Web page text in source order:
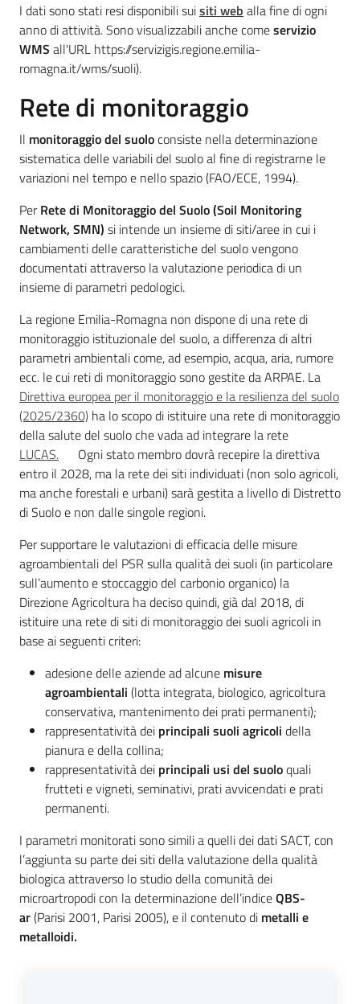
I dati sono stati resi disponibili suisiti web alla fine di ogni
anno di attività. Sono visualizzabili anche comeservizio
WMS all'URL https://servizigis.regione.emilia-
romagna.it/wms/suoli).
Rete di monitoraggio
Il monitoraggio del suoloconsiste nella determinazione
sistematica delle variabili del suolo al fine di registrarne le
variazioni nel tempo e nello spazio (FAO/ECE, 1994).
PerRete di Monitoraggio del Suolo (Soil Monitoring
Network, SMN) si intende un insieme di siti/aree in cui i
cambiamenti delle caratteristiche del suolo vengono
documentati attraverso la valutazione periodica di un
insieme di parametri pedologici.
La regione Emilia-Romagna non dispone di una rete di
monitoraggio istituzionale del suolo, a differenza di altri
parametri ambientali come, ad esempio, acqua, aria, rumore
ecc. le cui reti di monitoraggio sono gestite da ARPAE. La
Direttiva europea per il monitoraggio e la resilienza del suolo
(2025/2360) ha lo scopo di istituire una rete di monitoraggio
della salute del suolo che vada ad integrare la rete
LUCAS.
Ogni stato membro dovrà recepire la direttiva
entro il 2028, ma la rete dei siti individuati (non solo agricoli,
ma anche forestali e urbani) sarà gestita a livello di Distretto
di Suolo e non dalle singole regioni.
Per supportare le valutazioni di efficacia delle misure
agroambientali del PSR sulla qualità dei suoli (in particolare
sull’aumento e stoccaggio del carbonio organico) la
Direzione Agricoltura ha deciso quindi, già dal 2018, di
istituire una rete di siti di monitoraggio dei suoli agricoli in
base ai seguenti criteri:
adesione delle aziende ad alcune misure
agroambientali (lotta integrata, biologico, agricoltura
conservativa, mantenimento dei prati permanenti);
rappresentatività dei principali suoli agricoli della
pianura e della collina;
rappresentatività dei principali usi del suoloquali
frutteti e vigneti, seminativi, prati avvicendati e prati
permanenti.
I parametri monitorati sono simili a quelli dei dati SACT, con
l’aggiunta su parte dei siti della valutazione della qualità
biologica attraverso lo studio della comunità dei
microartropodi con la determinazione dell’indiceQBS-
ar(Parisi 2001, Parisi 2005), e il contenuto di metalli e
metalloidi.